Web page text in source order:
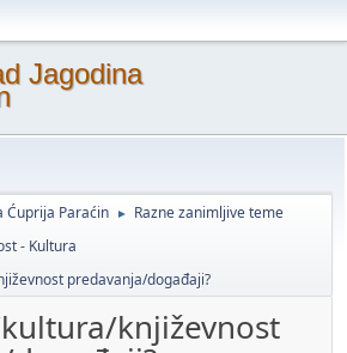
Jagodina
Ćuprija Paraćin ► Razne zanimljive teme
- Kultura
predavanja/događaji?
književnost